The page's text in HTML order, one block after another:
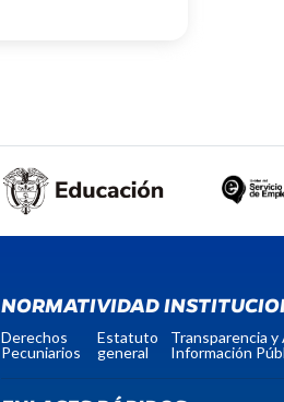
NORMATIVIDAD
Derechos
Pecuniarios
Estatuto
general
Transparencia y
Información